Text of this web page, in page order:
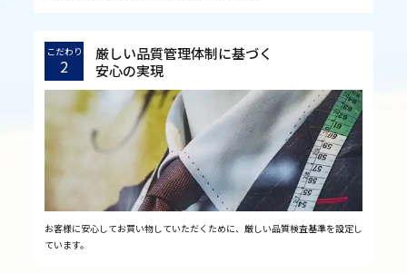
こだわり
2
厳しい品質管理体制に基づく
安心の実現
お客様に安心してお買い物していただくために、厳しい品質検査基準を設定し
ています。